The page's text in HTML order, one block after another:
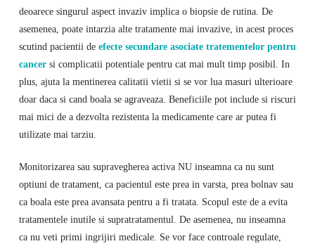
deoarece singurul aspect invaziv implica o biopsie de rutina. De
asemenea, poate intarzia alte tratamente mai invazive, in acest proces
scutind pacientii de efecte secundare asociate tratementelor pentru
cancersi complicatii potentiale pentru cat mai mult timp posibil. In
plus, ajuta la mentinerea calitatii vietii si se vor lua masuri ulterioare
doar daca si cand boala se agraveaza. Beneficiile pot include si riscuri
mai mici de a dezvolta rezistenta la medicamente care ar putea fi
utilizate mai tarziu.
Monitorizarea sau supravegherea activa NU inseamna ca nu sunt
optiuni de tratament, ca pacientul este prea in varsta, prea bolnav sau
ca boala este prea avansata pentru a fi tratata. Scopul este de a evita
tratamentele inutile si supratratamentul. De asemenea, nu inseamna
ca nu veti primi ingrijiri medicale. Se vor face controale regulate,